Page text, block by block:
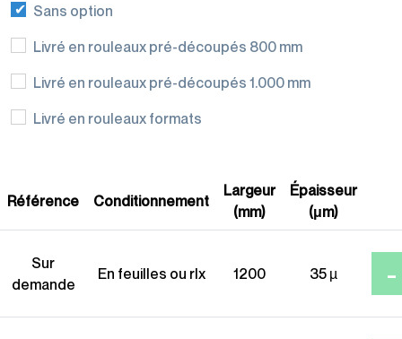
conditionnement
responsable
Sans option
Livré en rouleaux pré-découpés 800 mm
Livré en rouleaux pré-découpés 1.000 mm
Livré en rouleaux formats
Référence Conditionnement
Largeur
(mm)
Épaisseur
(μm)
Sur
demande
En feuilles ou rlx 1200 35 µ -